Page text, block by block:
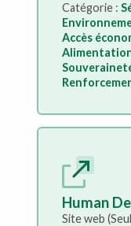
Catégorie :
Accès
Human
Site web